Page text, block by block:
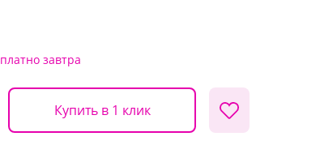
завтра
Купить в 1 клик